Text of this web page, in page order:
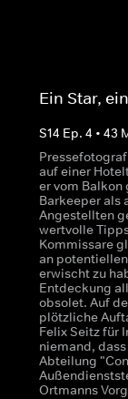
Ein Star,
S14 Ep. 4 • 43
auf einer
er vom Balkon
Barkeeper als
Angestellten
wertvolle
Kommissare
an
erwischt zu
Entdeckung
obsolet. Auf
plötzliche
Felix Seitz für
niemand,
Abteilung
Ortmanns